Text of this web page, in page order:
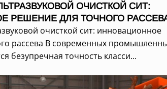
ОЧИСТКОЙ СИТ:
РЕШЕНИЕ ДЛЯ ТОЧНОГО
очисткой сит: инновационное
рассева В современных
безупречная точность класси...